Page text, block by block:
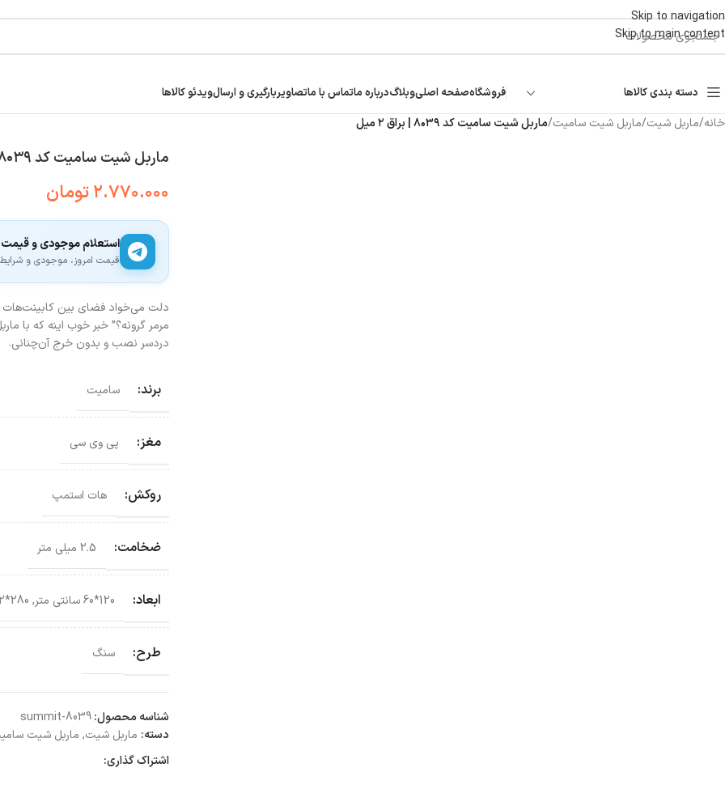
Skip to navigation
Skip to main content
دسته بندی کالاها فروشگاهصفحه اصلیوبلاگدرباره ماتماس با ماتصاویربارگیری و ارسالویدئو کالاها
خانه/ماربل شیت/ماربل شیت سامیت/ماربل شیت سامیت کد ۸۰۳۹ | براق ۲ میل
ماربل شیت سامیت کد ۸۰۳۹ | براق ۲ میل
۲.۷۷۰.۰۰۰تومان
استعلام موجودی و قیمت
قیمت امروز، موجودی و شرایط
دلت می‌خواد فضای بین کابینت‌هات
دردسر نصب و بدون خرج آن‌چنانی.
برند: سامیت
مغز: پی وی سی
روکش: هات استمپ
ضخامت: 2.5 میلی متر
ابعاد: 120*60 سانتی‌ متر , 280*122 سانتی‌ متر
طرح: سنگ
شناسه محصول:summit-8039
دسته: ماربل شیت, ماربل شیت
اشتراک گذاری: